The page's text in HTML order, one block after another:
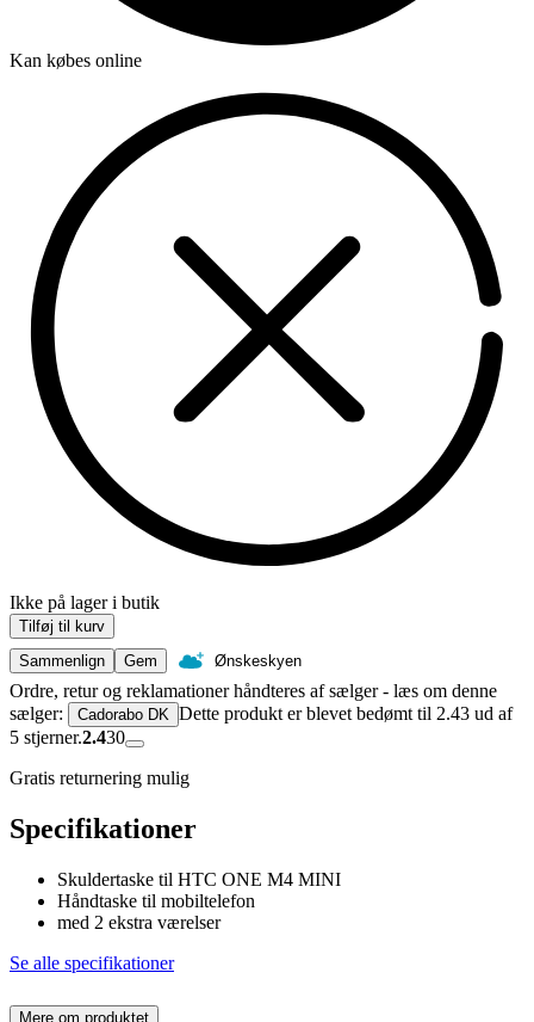
Kan købes online
Ikke på lager i butik
Tilføj til kurv
Sammenlign
Gem Ønskeskyen
Ordre, retur og reklamationer håndteres af sælger - læs om denne
sælger:
Cadorabo DK Dette produkt er blevet bedømt til 2.43 ud af
5 stjerner.2.430
Gratis returnering mulig
Specifikationer
Skuldertaske til HTC ONE M4 MINI
Håndtaske til mobiltelefon
med 2 ekstra værelser
Se alle specifikationer
Mere om produktet